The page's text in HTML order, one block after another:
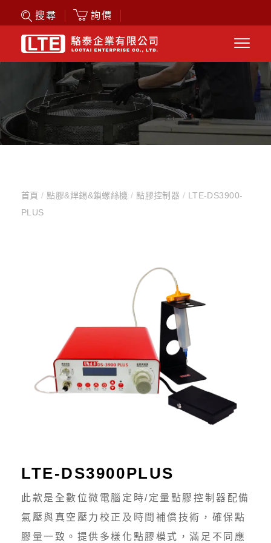
搜尋 詢價
首頁/ 點膠&焊錫&鎖螺絲機/ 點膠控制器 / LTE-DS3900-
PLUS
LTE-DS3900PLUS
此款是全數位微電腦定時/定量點膠控制器配備
氣壓與真空壓力校正及時間補償技術，確保點
膠量一致。提供多樣化點膠模式，滿足不同應